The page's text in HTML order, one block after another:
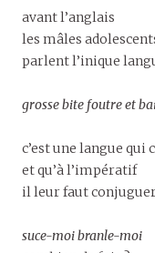
avant l’anglais
les mâles
parlent l’inique
grosse bite foutre et
c’est une langue qui
et qu’à l’impératif
il leur faut
suce-moi branle-moi